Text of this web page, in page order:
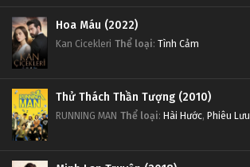
Hoa Máu (2022)
Kan Cicekleri Thể loại: Tình Cảm
Thử Thách Thần Tượng (2010)
RUNNING MAN Thể loại: Hài Hước, Phiêu Lưu